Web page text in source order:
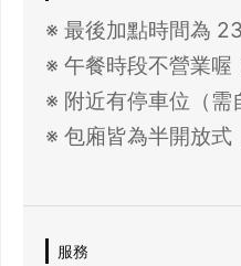
※ 最後加點時間為
※ 午餐時段不營業喔
※ 附近有停車位（需
※ 包廂皆為半開放式
服務